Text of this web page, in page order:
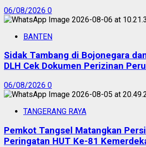
06/08/2026 0
BANTEN
Sidak Tambang di Bojonegara
DLH Cek Dokumen Perizinan
06/08/2026 0
TANGERANG RAYA
Pemkot Tangsel Matangkan
Peringatan HUT Ke-81